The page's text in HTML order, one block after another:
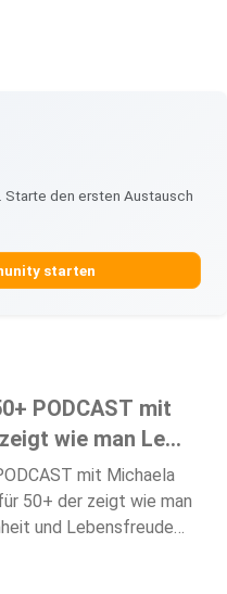
PODCAST mit
wie man Le...
mit Michaela
50+ der zeigt wie man
und Lebensfreude
neu entdecken und
hervorbringst die tief
. Starte den ersten Austausch
starten